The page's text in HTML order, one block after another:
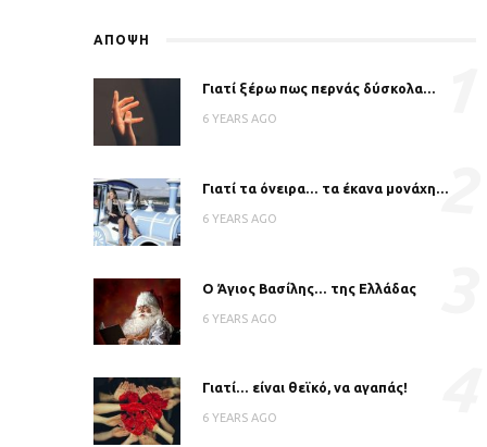
ΑΠΟΨΗ
Γιατί ξέρω πως περνάς δύσκολα…
6 YEARS AGO
Γιατί τα όνειρα… τα έκανα μονάχη…
6 YEARS AGO 2
Ο Άγιος Βασίλης… της Ελλάδας
6 YEARS AGO
Γιατί… είναι θεϊκό, να αγαπάς!
6 YEARS AGO